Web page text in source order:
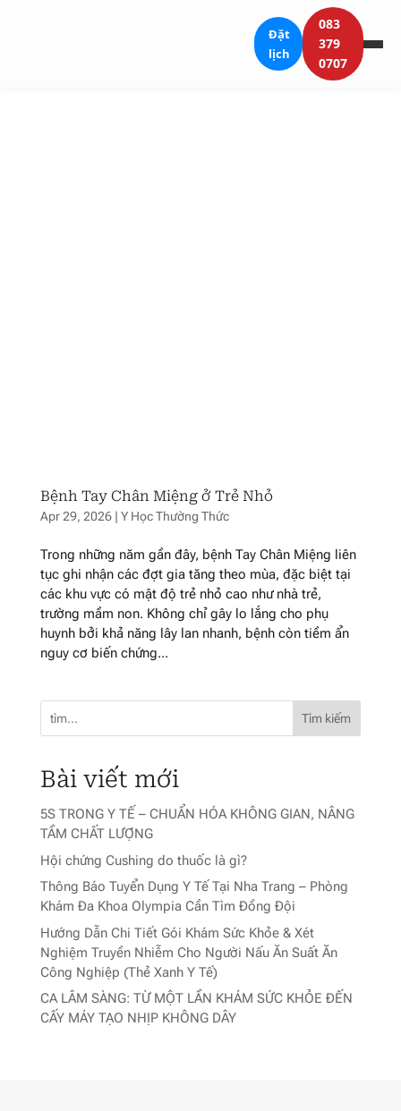
Đặt
lịch
083
379
0707
Bệnh Tay Chân Miệng ở Trẻ Nhỏ
Apr 29, 2026| Y Học Thường Thức
Trong những năm gần đây, bệnh Tay Chân Miệng liên
tục ghi nhận các đợt gia tăng theo mùa, đặc biệt tại
các khu vực có mật độ trẻ nhỏ cao như nhà trẻ,
trường mầm non. Không chỉ gây lo lắng cho phụ
huynh bởi khả năng lây lan nhanh, bệnh còn tiềm ẩn
nguy cơ biến chứng...
Tìm kiếm
Bài viết mới
5S TRONG Y TẾ – CHUẨN HÓA KHÔNG GIAN, NÂNG
TẦM CHẤT LƯỢNG
Hội chứng Cushing do thuốc là gì?
Thông Báo Tuyển Dụng Y Tế Tại Nha Trang – Phòng
Khám Đa Khoa Olympia Cần Tìm Đồng Đội
Hướng Dẫn Chi Tiết Gói Khám Sức Khỏe & Xét
Nghiệm Truyền Nhiễm Cho Người Nấu Ăn Suất Ăn
Công Nghiệp (Thẻ Xanh Y Tế)
CA LÂM SÀNG: TỪ MỘT LẦN KHÁM SỨC KHỎE ĐẾN
CẤY MÁY TẠO NHỊP KHÔNG DÂY